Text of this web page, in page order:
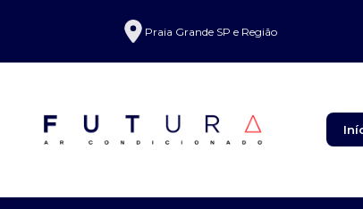
Praia Grande SP e Região